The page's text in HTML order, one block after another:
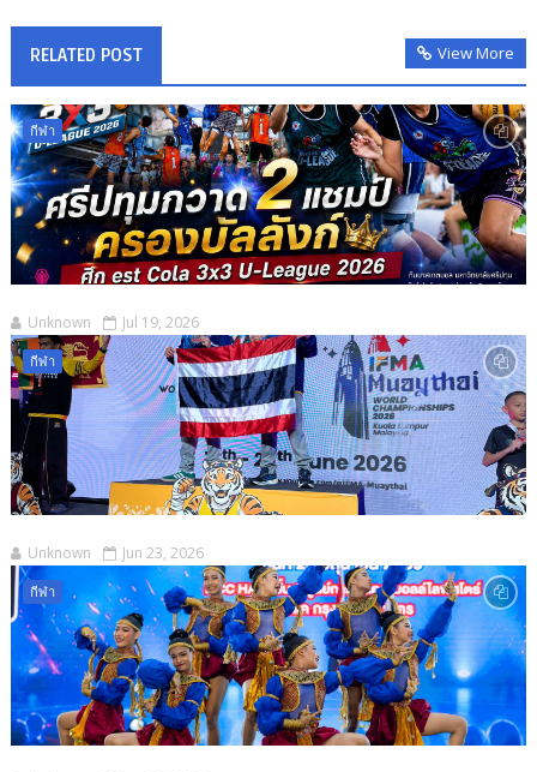
RELATED POST View More
กีฬา
Unknown Jul 19, 2026
กีฬา
Unknown Jun 23, 2026
กีฬา